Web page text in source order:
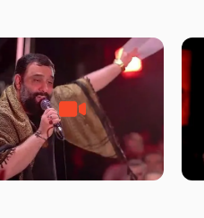
جانا جانا ابی عبدالله – کربلایی
جواد مقدم – شب هشتم محرم